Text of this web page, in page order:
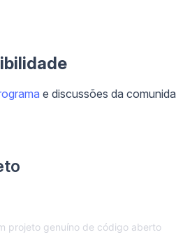
e discussões da
projeto genuíno de código aberto